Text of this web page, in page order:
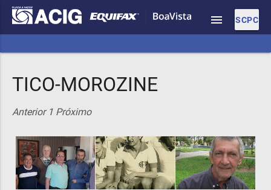
SCPC
menu
TICO-MOROZINE
Anterior 1 Próximo